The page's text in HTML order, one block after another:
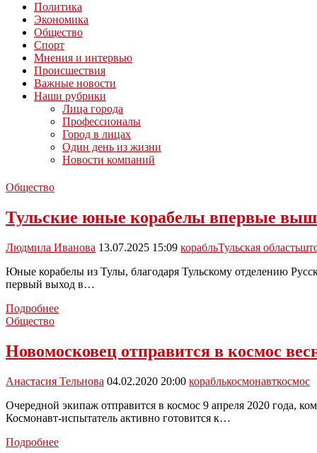
Политика
Экономика
Общество
Спорт
Мнения и интервью
Происшествия
Важные новости
Наши рубрики
Лица города
Профессионалы
Город в лицах
Один день из жизни
Новости компаний
Общество
Тульские юные корабелы впервые
Людмила Иванова 13.07.2025 15:09 корабльТульская область
Юные корабелы из Тулы, благодаря Тульскому отделению
первый выход в…
ПодробнееТульские
вышли
открытое
и
пережили
Общество
Новомосковец отправится в космос
Анастасия Тельнова 04.02.2020 20:00 кораблькосмонавткосмос
Очередной экипаж отправится в космос 9 апреля 2020 года,
Космонавт-испытатель активно готовится к…
ПодробнееНовомосковец